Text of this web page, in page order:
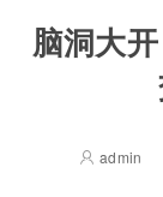
脑洞大
admin